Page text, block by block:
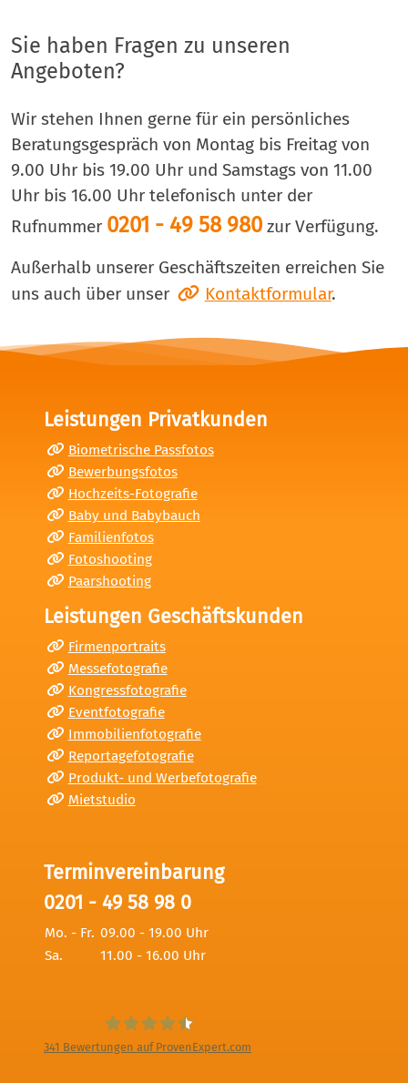
Sie haben Fragen zu unseren
Angeboten?
Wir stehen Ihnen gerne für ein persönliches
Beratungsgespräch von Montag bis Freitag von
9.00 Uhr bis 19.00 Uhr und Samstags von 11.00
Uhr bis 16.00 Uhr telefonisch unter der
Rufnummer 0201 - 49 58 980 zur Verfügung.
Außerhalb unserer Geschäftszeiten erreichen Sie
uns auch über unser
Kontaktformular.
Leistungen Privatkunden
Biometrische Passfotos
Bewerbungsfotos
Hochzeits-Fotografie
Baby und Babybauch
Familienfotos
Fotoshooting
Paarshooting
Leistungen Geschäftskunden
Firmenportraits
Messefotografie
Kongressfotografie
Eventfotografie
Immobilienfotografie
Reportagefotografie
Produkt- und Werbefotografie
Mietstudio
Terminvereinbarung
0201 - 49 58 98 0
Mo. - Fr. 09.00 - 19.00 Uhr
Sa.
11.00 - 16.00 Uhr
341 Bewertungen auf ProvenExpert.com